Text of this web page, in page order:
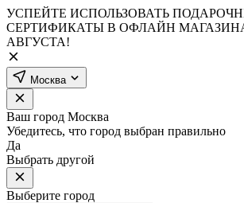
УСПЕЙТЕ ИСПОЛЬЗОВАТЬ
СЕРТИФИКАТЫ В ОФЛАЙН
АВГУСТА!
Москва
Ваш город Москва
Убедитесь, что город выбран правильно
Да
Выбрать другой
Выберите город